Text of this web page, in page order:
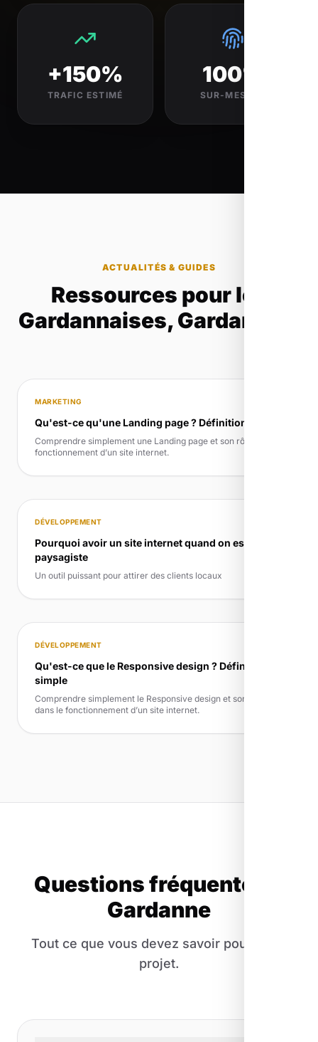
+150%
TRAFIC ESTIMÉ
100%
SUR-MESURE
ACTUALITÉS & GUIDES
Ressources pour les
Gardannaises, Gardannais
MARKETING
Qu'est-ce qu'une Landing page ? Définition simple
Comprendre simplement une Landing page et son rôle dans le
fonctionnement d’un site internet.
DÉVELOPPEMENT
Pourquoi avoir un site internet quand on est
paysagiste
Un outil puissant pour attirer des clients locaux
DÉVELOPPEMENT
Qu'est-ce que le Responsive design ? Définition
simple
Comprendre simplement le Responsive design et son rôle
dans le fonctionnement d’un site internet.
Questions fréquentes à
Gardanne
Tout ce que vous devez savoir pour votre
projet.